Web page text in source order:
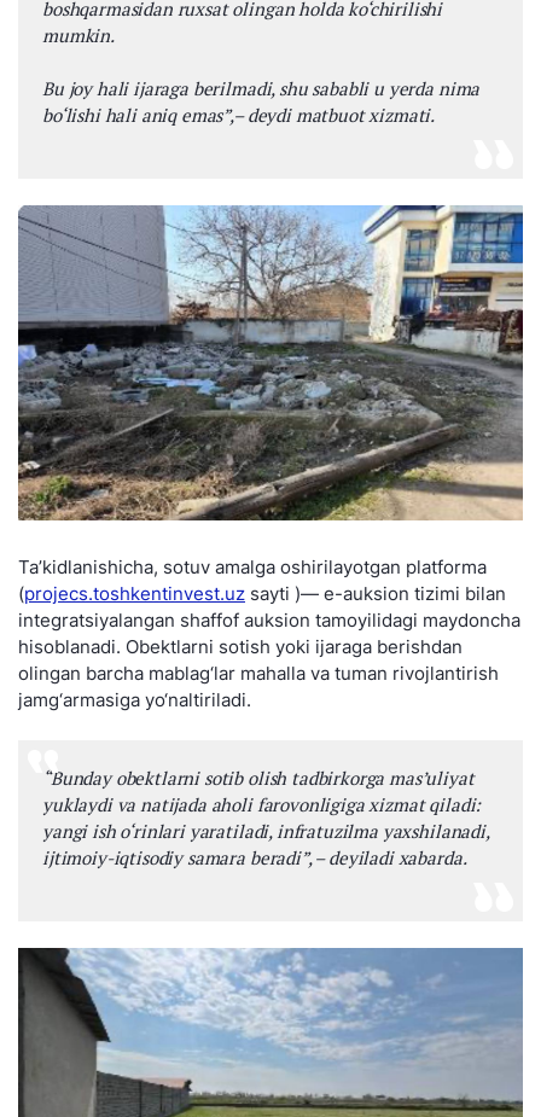
boshqarmasidan ruxsat olingan holda ko‘chirilishi
mumkin.
Bu joy hali ijaraga berilmadi, shu sababli u yerda nima
bo‘lishi hali aniq emas”,–deydi matbuot xizmati.
Ta’kidlanishicha, sotuv amalga oshirilayotgan platforma
(projecs.toshkentinvest.uz sayti )— e-auksion tizimi bilan
integratsiyalangan shaffof auksion tamoyilidagi maydoncha
hisoblanadi. Obektlarni sotish yoki ijaraga berishdan
olingan barcha mablag‘lar mahalla va tuman rivojlantirish
jamg‘armasiga yo‘naltiriladi.
“Bunday obektlarni sotib olish tadbirkorga mas’uliyat
yuklaydi va natijada aholi farovonligiga xizmat qiladi:
yangi ish o‘rinlari yaratiladi, infratuzilma yaxshilanadi,
ijtimoiy-iqtisodiy samara beradi”, –deyiladi xabarda.